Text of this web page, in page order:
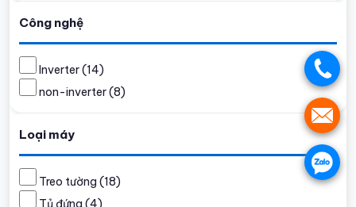
.
.
.
Công nghệ
Inverter(14)
non-inverter(8)
Loại máy
Treo tường (18)
Tủ đứng (4)